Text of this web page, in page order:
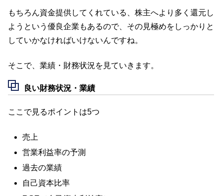
もちろん資金提供してくれている、株主へより多く還元し
ようという優良企業もあるので、その見極めをしっかりと
していかなければいけないんですね。
そこで、業績・財務状況を見ていきます。
良い財務状況・業績
ここで見るポイントは5つ
売上
営業利益率の予測
過去の業績
自己資本比率